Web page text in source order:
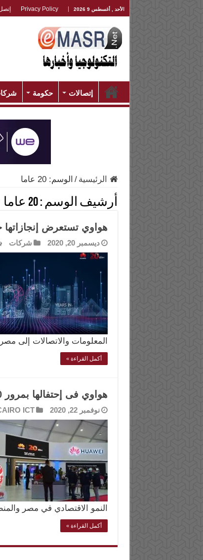
الأحد , أغسطس 9 2026 Privacy Policy
إتصالات حكومة
الرئيسية / الوسم:20 عاما
أرشيف الوسم :20 عاما
هواوي تستعرض
ديسمبر 20, 2020 شركات
المعلومات والاتصالات إلى
أكمل القراءة »
هواوي فى إحتفالها بمرور 20 عاما على عملها فى مصر … القادم أفضل
نوفمبر 22, 2020 ICT
النمو الاقتصادي في مصر
أكمل القراءة »